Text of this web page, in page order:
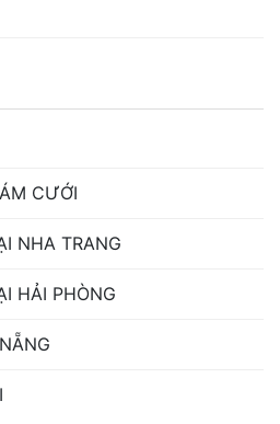
CƯỚI
NHA TRANG
HẢI PHÒNG